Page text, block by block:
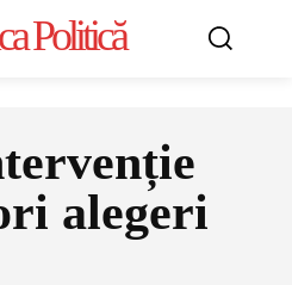
Politică
alegeri